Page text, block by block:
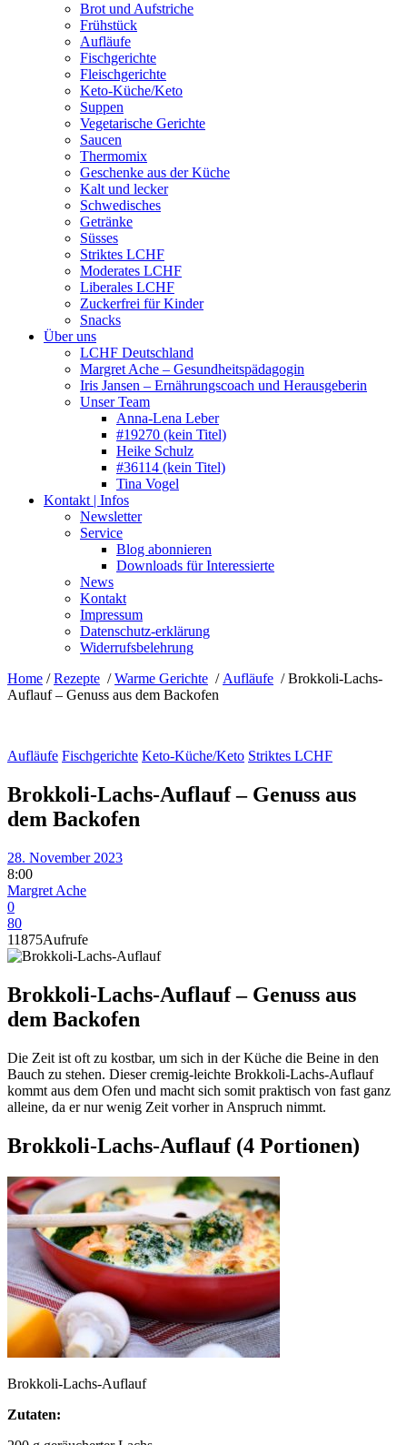
Brot und Aufstriche
Frühstück
Aufläufe
Fischgerichte
Fleischgerichte
Keto-Küche/Keto
Suppen
Vegetarische Gerichte
Saucen
Thermomix
Geschenke aus der Küche
Kalt und lecker
Schwedisches
Getränke
Süsses
Striktes LCHF
Moderates LCHF
Liberales LCHF
Zuckerfrei für Kinder
Snacks
Über uns
LCHF Deutschland
Margret Ache – Gesundheitspädagogin
Iris Jansen – Ernährungscoach und Herausgeberin
Unser Team
Anna-Lena Leber
#19270 (kein Titel)
Heike Schulz
#36114 (kein Titel)
Tina Vogel
Kontakt | Infos
Newsletter
Service
Blog abonnieren
Downloads für Interessierte
News
Kontakt
Impressum
Datenschutz-erklärung
Widerrufsbelehrung
Home /Rezepte /Warme Gerichte / Aufläufe /Brokkoli-Lachs-
Auflauf – Genuss aus dem Backofen
Aufläufe Fischgerichte Keto-Küche/Keto Striktes LCHF
Brokkoli-Lachs-Auflauf – Genuss aus
dem Backofen
28. November 2023
8:00
Margret Ache
0
80
11875Aufrufe
Brokkoli-Lachs-Auflauf – Genuss aus
dem Backofen
Die Zeit ist oft zu kostbar, um sich in der Küche die Beine in den
Bauch zu stehen. Dieser cremig-leichte Brokkoli-Lachs-Auflauf
kommt aus dem Ofen und macht sich somit praktisch von fast ganz
alleine, da er nur wenig Zeit vorher in Anspruch nimmt.
Brokkoli-Lachs-Auflauf (4 Portionen)
Brokkoli-Lachs-Auflauf
Zutaten: